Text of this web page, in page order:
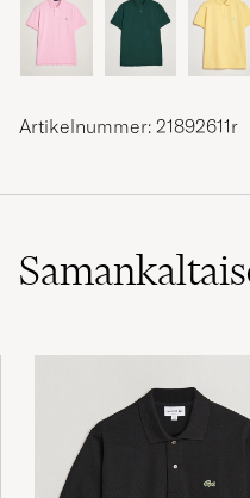
Artikelnummer: 21892611r